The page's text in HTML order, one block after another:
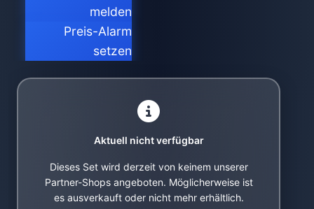
melden
Preis-Alarm
setzen
Aktuell nicht verfügbar
Dieses Set wird derzeit von keinem unserer
Partner-Shops angeboten. Möglicherweise ist
es ausverkauft oder nicht mehr erhältlich.